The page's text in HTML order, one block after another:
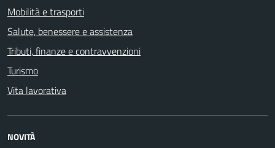
Mobilità e trasporti
Salute, benessere e assistenza
Tributi, finanze e contravvenzioni
Turismo
Vita lavorativa
NOVITÀ